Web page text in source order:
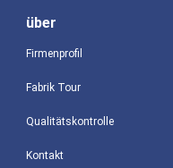
Femo60% Ferro
über
Firmenprofil
Fabrik Tour
Qualitätskontrolle
Kontakt